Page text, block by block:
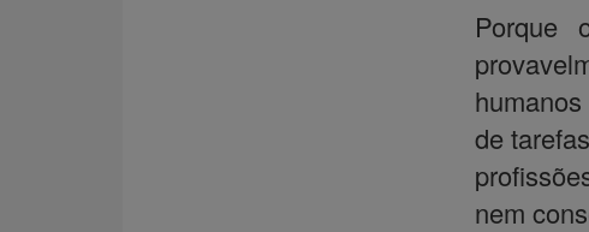
Porque
de
nem